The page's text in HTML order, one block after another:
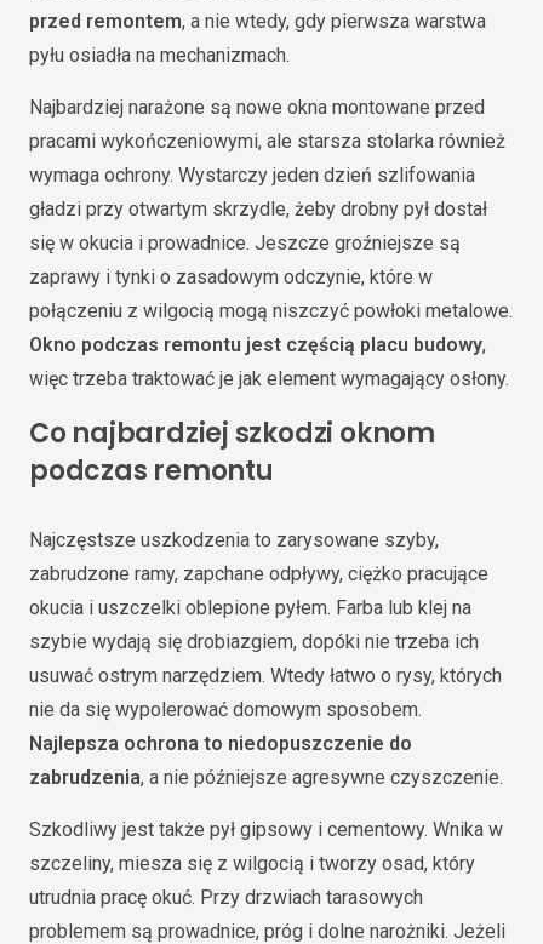
przed remontem, a nie wtedy, gdy pierwsza warstwa
pyłu osiadła na mechanizmach.
Najbardziej narażone są nowe okna montowane przed
pracami wykończeniowymi, ale starsza stolarka również
wymaga ochrony. Wystarczy jeden dzień szlifowania
gładzi przy otwartym skrzydle, żeby drobny pył dostał
się w okucia i prowadnice. Jeszcze groźniejsze są
zaprawy i tynki o zasadowym odczynie, które w
połączeniu z wilgocią mogą niszczyć powłoki metalowe.
Okno podczas remontu jest częścią placu budowy,
więc trzeba traktować je jak element wymagający osłony.
Co najbardziej szkodzi oknom
podczas remontu
Najczęstsze uszkodzenia to zarysowane szyby,
zabrudzone ramy, zapchane odpływy, ciężko pracujące
okucia i uszczelki oblepione pyłem. Farba lub klej na
szybie wydają się drobiazgiem, dopóki nie trzeba ich
usuwać ostrym narzędziem. Wtedy łatwo o rysy, których
nie da się wypolerować domowym sposobem.
Najlepsza ochrona to niedopuszczenie do
zabrudzenia, a nie późniejsze agresywne czyszczenie.
Szkodliwy jest także pył gipsowy i cementowy. Wnika w
szczeliny, miesza się z wilgocią i tworzy osad, który
utrudnia pracę okuć. Przy drzwiach tarasowych
problemem są prowadnice, próg i dolne narożniki. Jeżeli